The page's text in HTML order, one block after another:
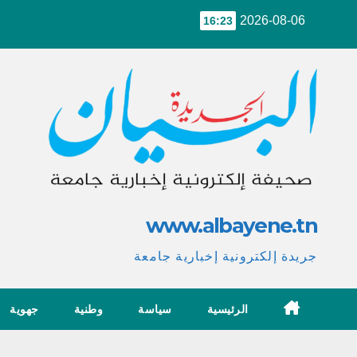
2026-08-06
16:23
www.albayene.tn
جريدة إلكترونية إخبارية جامعة
الرئيسية سياسة وطنية جهوية